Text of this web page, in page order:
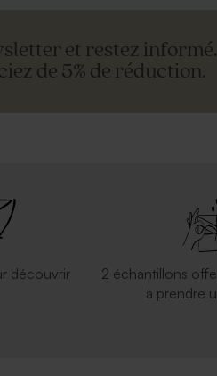
Enveloppe carrée
et restez informé.
de 5% de réduction.
découvrir
2 échantillons
à prendre